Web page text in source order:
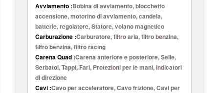
Avviamento :Bobina di avviamento, blocchetto
accensione, motorino di avviamento, candela,
batterie, regolatore, Statore, volano magnetico
Carburazione :Carburatore, filtro aria, filtro benzina,
filtro benzina, filtro racing
Carena Quad :Carena anteriore e posteriore, Selle,
Serbatoi, Tappi, Fari, Protezioni per le mani, Indicatori
di direzione
Cavi :Cavo per acceleratore, Cavo frizione, Cavi per